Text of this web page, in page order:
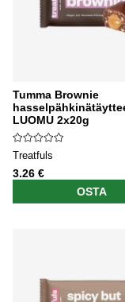
Tumma Brownie
LUOMU 2x20g
Treatfuls
3.26 €
OSTA